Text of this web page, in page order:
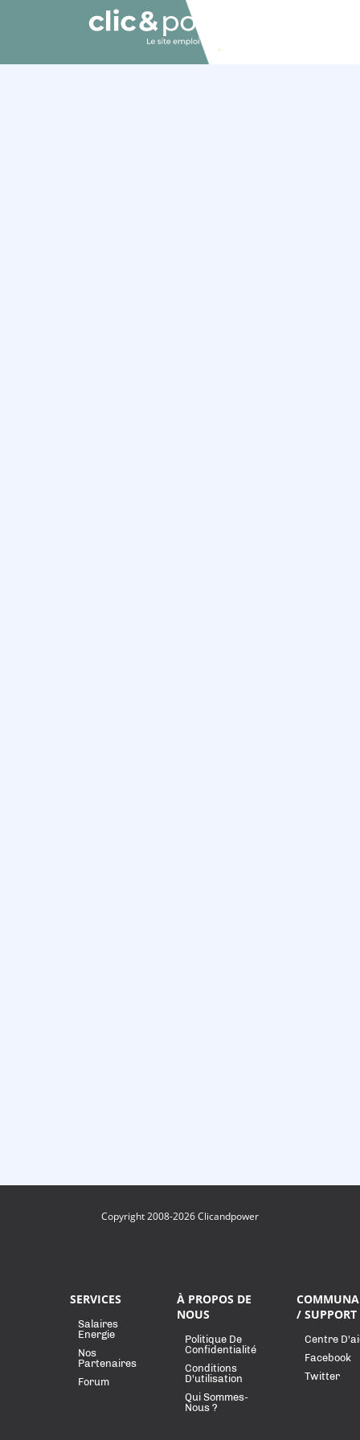
Copyright 2008-2026 Clicandpower
SERVICES
Salaires
Energie
Nos
Partenaires
Forum
À PROPOS DE
NOUS
Politique De
Confidentialité
Conditions
D'utilisation
Qui Sommes-
Nous ?
/ SUPPORT
Centre
Facebook
Twitter